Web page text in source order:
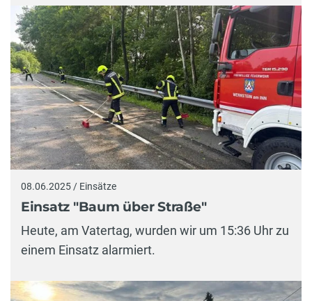
08.06.2025 / Einsätze
Einsatz "Baum über Straße"
Heute, am Vatertag, wurden wir um 15:36 Uhr zu
einem Einsatz alarmiert.